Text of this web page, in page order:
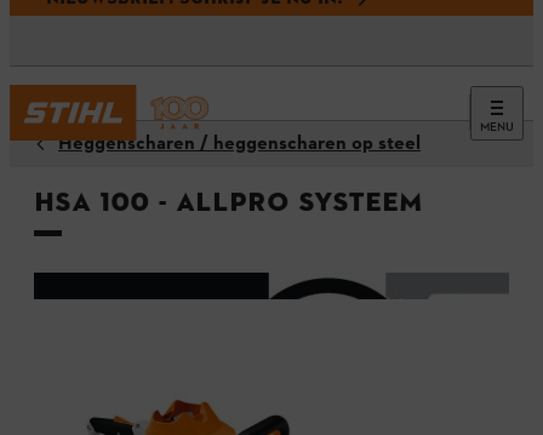
MENU
Heggenscharen / heggenscharen op steel
HSA 100 - ALLPRO systeem